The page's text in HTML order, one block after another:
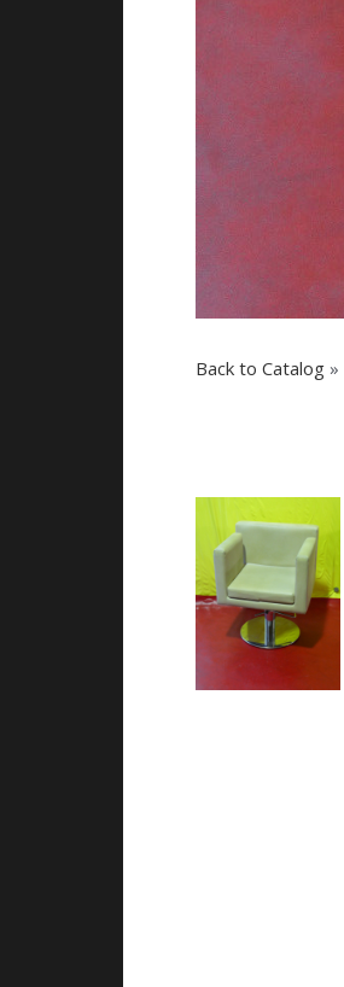
Back to Catalog